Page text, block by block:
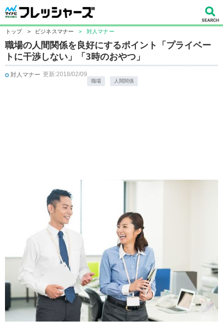
トップ > ビジネスマナー > 対人マナー
職場の人間関係を良好にするポイント「プライベー
トに干渉しない」「3時のおやつ」
対人マナー 更新:2018/02/09
職場 人間関係